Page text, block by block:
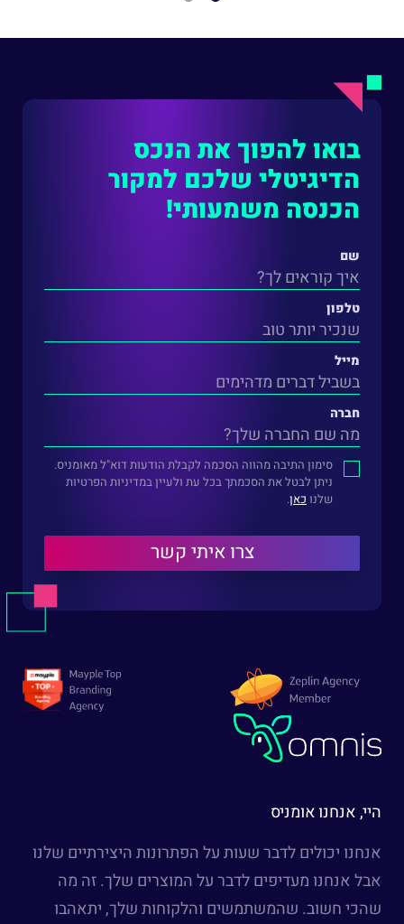
בואו להפוך את הנכס
הדיגיטלי שלכם למקור
הכנסה משמעותי!
שם
טלפון
מייל
חברה
סימון התיבה מהווה הסכמה לקבלת הודעות דוא"ל מאומניס.
ניתן לבטל את הסכמתך בכל עת ולעיין במדיניות הפרטיות
שלנו כאן.
היי, אנחנו אומניס
אנחנו יכולים לדבר שעות על הפתרונות היצירתיים שלנו
אבל אנחנו מעדיפים לדבר על המוצרים שלך. זה מה
שהכי חשוב. שהמשתמשים והלקוחות שלך, יתאהבו